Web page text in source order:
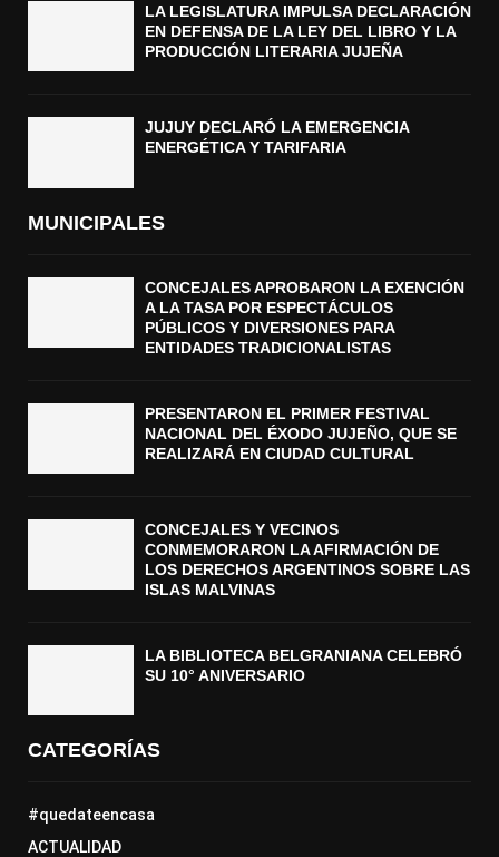
LA LEGISLATURA IMPULSA DECLARACIÓN
EN DEFENSA DE LA LEY DEL LIBRO Y LA
PRODUCCIÓN LITERARIA JUJEÑA
JUJUY DECLARÓ LA EMERGENCIA
ENERGÉTICA Y TARIFARIA
MUNICIPALES
CONCEJALES APROBARON LA EXENCIÓN
A LA TASA POR ESPECTÁCULOS
PÚBLICOS Y DIVERSIONES PARA
ENTIDADES TRADICIONALISTAS
PRESENTARON EL PRIMER FESTIVAL
NACIONAL DEL ÉXODO JUJEÑO, QUE SE
REALIZARÁ EN CIUDAD CULTURAL
CONCEJALES Y VECINOS
CONMEMORARON LA AFIRMACIÓN DE
LOS DERECHOS ARGENTINOS SOBRE LAS
ISLAS MALVINAS
LA BIBLIOTECA BELGRANIANA CELEBRÓ
SU 10° ANIVERSARIO
CATEGORÍAS
#quedateencasa
ACTUALIDAD